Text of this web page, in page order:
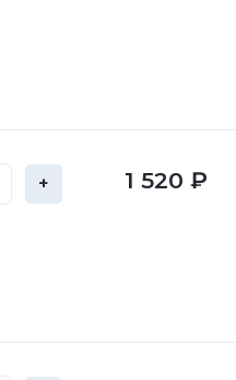
+ 1 520 ₽